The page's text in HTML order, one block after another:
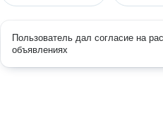
Пользователь дал согласие на
объявлениях